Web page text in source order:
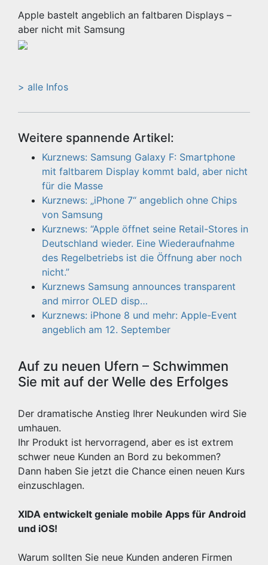
Apple bastelt angeblich an faltbaren Displays –
aber nicht mit Samsung
> alle Infos
Weitere spannende Artikel:
Kurznews: Samsung Galaxy F: Smartphone
mit faltbarem Display kommt bald, aber nicht
für die Masse
Kurznews: „iPhone 7“ angeblich ohne Chips
von Samsung
Kurznews: “Apple öffnet seine Retail-Stores in
Deutschland wieder. Eine Wiederaufnahme
des Regelbetriebs ist die Öffnung aber noch
nicht.”
Kurznews Samsung announces transparent
and mirror OLED disp…
Kurznews: iPhone 8 und mehr: Apple-Event
angeblich am 12. September
Auf zu neuen Ufern – Schwimmen
Sie mit auf der Welle des Erfolges
Der dramatische Anstieg Ihrer Neukunden wird Sie
umhauen.
Ihr Produkt ist hervorragend, aber es ist extrem
schwer neue Kunden an Bord zu bekommen?
Dann haben Sie jetzt die Chance einen neuen Kurs
einzuschlagen.
XIDA entwickelt geniale mobile Apps für Android
und iOS!
Warum sollten Sie neue Kunden anderen Firmen